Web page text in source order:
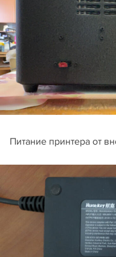
Питание принтера от